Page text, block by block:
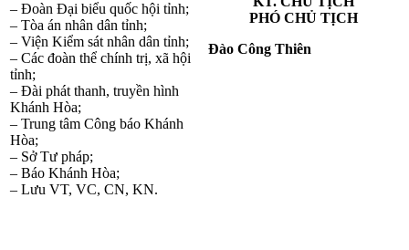
– Đoàn Đại biểu quốc hội tỉnh;
– Tòa án nhân dân tỉnh;
– Viện Kiểm sát nhân dân tỉnh;
– Các đoàn thể chính trị, xã hội
tỉnh;
– Đài phát thanh, truyền hình
Khánh Hòa;
– Trung tâm Công báo Khánh
Hòa;
– Sở Tư pháp;
– Báo Khánh Hòa;
– Lưu VT, VC, CN, KN.
PHÓ CHỦ TỊCH
Đào Công Thiên